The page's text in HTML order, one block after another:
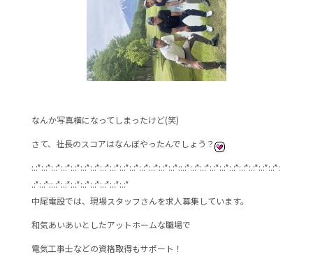
なんか写真横になってしまったけど(笑)
さて、社長のスコアはなんぼやったんでしょう？
:.:*:.:*:.:*:.:*:.:*:.:*:.:*:.:*:.:*:.:*:.:*:.:*:.:*:.:*:.:*::.:*:.:*:.:*:.:*:.:*:.:*:.:*:.:*:.:*:.:*:
.:*:.:*::.:*:.:*:.:*:.:*:.:*:.:*:.:*:.:*
中尾電設では、現場スタッフさんを求人募集しています。
和気あいあいとしたアットホームな職場で
電気工事士などの資格取得もサポート！